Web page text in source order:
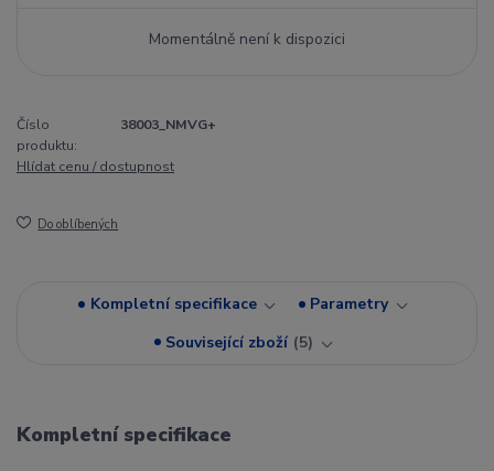
Momentálně není k dispozici
Číslo
produktu:
38003_NMVG+
Hlídat cenu / dostupnost
Do oblíbených
Kompletní specifikace
Parametry
Související zboží 5
Kompletní specifikace